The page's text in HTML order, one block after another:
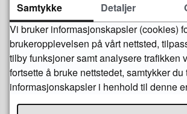
Påplanleggelitt.no
kan du
tips om hvordan du bør planlegge
seniortilværelse.
Samtykke Detaljer
Vi bruker informasjonskapsler (cookies)
brukeropplevelsen på vårt nettsted,
tilby funksjoner samt analysere trafikken
fortsette å bruke nettstedet, samtykker
informasjonskapsler i henhold til denne